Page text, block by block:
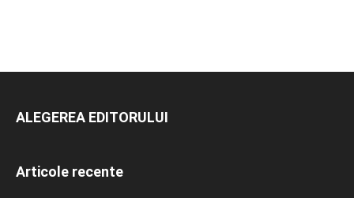
ALEGEREA EDITORULUI
Articole recente